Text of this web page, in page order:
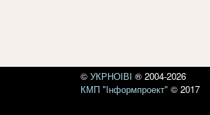
© УКРНОІВІ ® 2004-2026
КМП "Інформпроект" © 2017